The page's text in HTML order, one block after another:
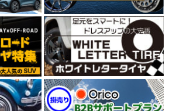
チネンタルタイヤは、1世紀以上にわたりヨーロッ
走りを支え、クルマの進化と共に信頼の歴史を重ね
たタイヤメーカーです。最高水準の性能を保証する
に、多くの自動車メーカーの厳しいテストに合格し
ます。さらに、最新のタイヤメーカー世界販売シェ
ンキング第4位の実績をもっています。
6件 4.58
PIRELLI
ピレリ